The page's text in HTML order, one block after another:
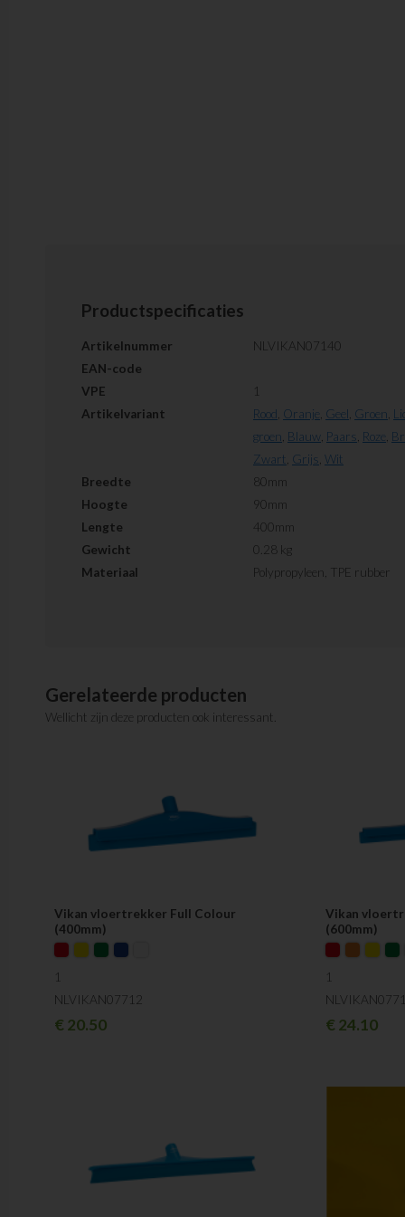
Productspecificaties
Artikelnummer
NLVIKAN07140
EAN-code
VPE
1
Artikelvariant
Rood Oranje Geel Groen
groen Blauw Paars Roze
Zwart
Grijs Wit
Breedte
80mm
Hoogte
90mm
Lengte
400mm
Gewicht
0.28 kg
Materiaal
Polypropyleen, TPE rubber
Gerelateerde producten
Wellicht zijn deze producten ook interessant.
Vikan vloertrekker Full Colour
(400mm)
1
NLVIKAN07712
€20.50
Vikan
(600mm)
1
€24.10